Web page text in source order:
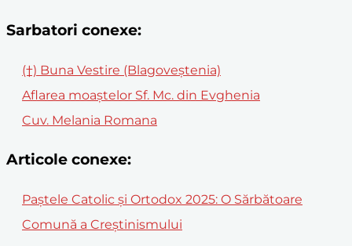
Sarbatori conexe:
(†) Buna Vestire (Blagoveștenia)
Aflarea moaştelor Sf. Mc. din Evghenia
Cuv. Melania Romana
Articole conexe:
Paștele Catolic și Ortodox 2025: O Sărbătoare
Comună a Creștinismului